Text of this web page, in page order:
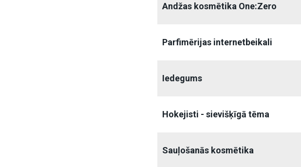
Andžas kosmētika One:Zero
Parfimērijas internetbeikali
Iedegums
Hokejisti - sievišķīgā tēma
Sauļošanās kosmētika